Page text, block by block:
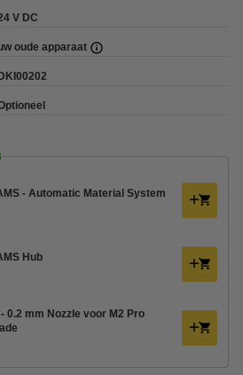
V DC
oude apparaat
DKI00202
- Automatic Material System
Hub
0.2 mm Nozzle voor M2 Pro